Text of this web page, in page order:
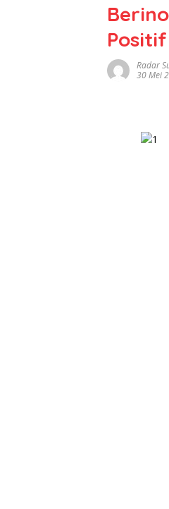
Radar
30 Mei